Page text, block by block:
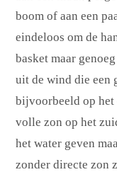
boom of aan een
eindeloos om de
basket maar
uit de wind die een
bijvoorbeeld op het
volle zon op het
het water geven
zonder directe zon